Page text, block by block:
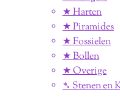
★ Harten
★ Piramides
★ Fossielen
★ Bollen
★ Overige
➴ Stenen en